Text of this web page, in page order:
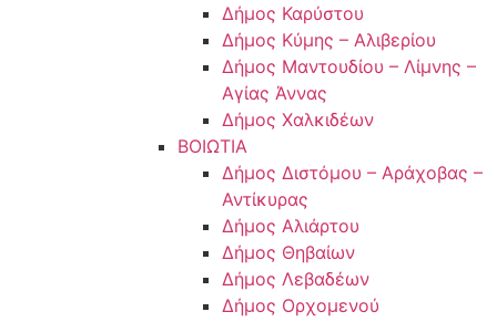
Δήμος Καρύστου
Δήμος Κύμης – Αλιβερίου
Δήμος Μαντουδίου – Λίμνης –
Αγίας Άννας
Δήμος Χαλκιδέων
ΒΟΙΩΤΙΑ
Δήμος Διστόμου – Αράχοβας –
Αντίκυρας
Δήμος Αλιάρτου
Δήμος Θηβαίων
Δήμος Λεβαδέων
Δήμος Ορχομενού